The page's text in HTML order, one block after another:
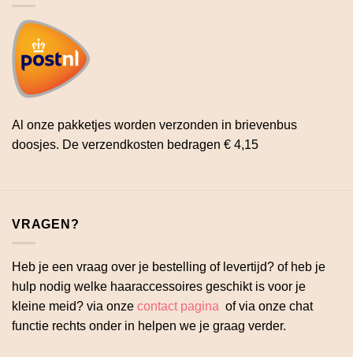
Al onze pakketjes worden verzonden in brievenbus
doosjes. De verzendkosten bedragen € 4,15
VRAGEN?
Heb je een vraag over je bestelling of levertijd? of heb je
hulp nodig welke haaraccessoires geschikt is voor je
kleine meid? via onze contact pagina of via onze chat
functie rechts onder in helpen we je graag verder.